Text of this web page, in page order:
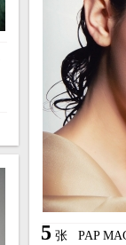
5 张PAP